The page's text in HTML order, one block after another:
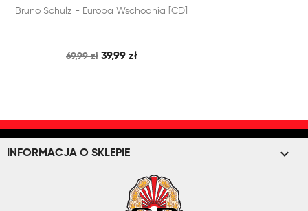
DODAJ DO KOSZYKASZYBKI PODGLĄD
Bruno Schulz - Europa Wschodnia [CD]
69,99 zł 39,99 zł
INFORMACJA O SKLEPIE keyboard_arrow_down